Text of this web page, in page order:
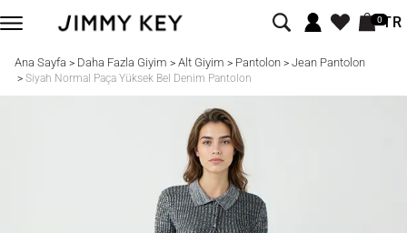
0TR
Ana Sayfa > Daha Fazla Giyim > Alt Giyim > Pantolon> Jean Pantolon
> Siyah Normal Paça Yüksek Bel Denim Pantolon